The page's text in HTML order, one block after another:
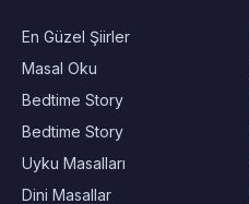
En Güzel Şiirler
Masal Oku
Bedtime Story
Bedtime Story
Uyku Masalları
Dini Masallar